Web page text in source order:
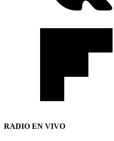
RADIO EN VIVO